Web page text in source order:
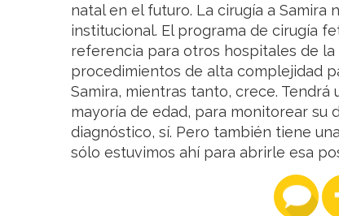
natal en el futuro. La cirugía a Samira
institucional. El programa de cirugía
referencia para otros hospitales de
procedimientos de alta complejidad
Samira, mientras tanto, crece.
mayoría de edad, para monitorear su
diagnóstico, sí. Pero también tiene
sólo estuvimos ahí para abrirle esa